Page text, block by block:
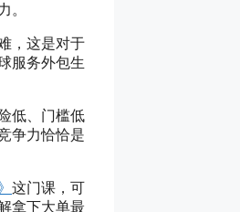
。
，这是对于
服务外包生
低、门槛低
争力恰恰是
这门课，可
拿下大单最